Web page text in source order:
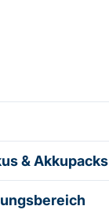
& Akkupacks